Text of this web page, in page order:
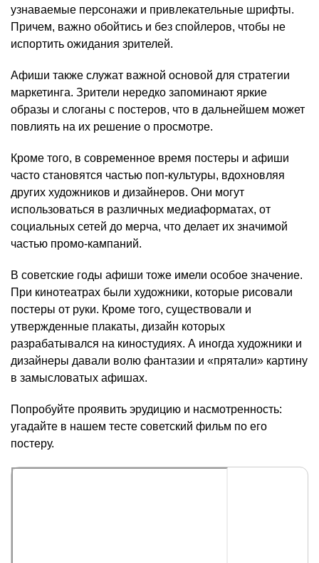
узнаваемые персонажи и привлекательные шрифты.
Причем, важно обойтись и без спойлеров, чтобы не
испортить ожидания зрителей.
Афиши также служат важной основой для стратегии
маркетинга. Зрители нередко запоминают яркие
образы и слоганы с постеров, что в дальнейшем может
повлиять на их решение о просмотре.
Кроме того, в современное время постеры и афиши
часто становятся частью поп-культуры, вдохновляя
других художников и дизайнеров. Они могут
использоваться в различных медиаформатах, от
социальных сетей до мерча, что делает их значимой
частью промо-кампаний.
В советские годы афиши тоже имели особое значение.
При кинотеатрах были художники, которые рисовали
постеры от руки. Кроме того, существовали и
утвержденные плакаты, дизайн которых
разрабатывался на киностудиях. А иногда художники и
дизайнеры давали волю фантазии и «прятали» картину
в замысловатых афишах.
Попробуйте проявить эрудицию и насмотренность:
угадайте в нашем тесте советский фильм по его
постеру.